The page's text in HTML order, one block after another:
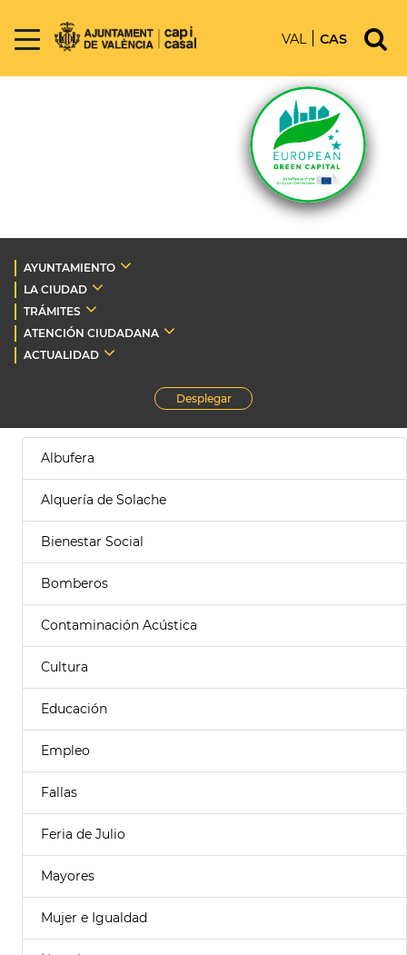
VAL CAS
AYUNTAMIENTO
LA CIUDAD
TRÁMITES
ATENCIÓN CIUDADANA
ACTUALIDAD
Desplegar
Albufera
Alquería de Solache
Bienestar Social
Bomberos
Contaminación Acústica
Cultura
Educación
Empleo
Fallas
Feria de Julio
Mayores
Mujer e Igualdad